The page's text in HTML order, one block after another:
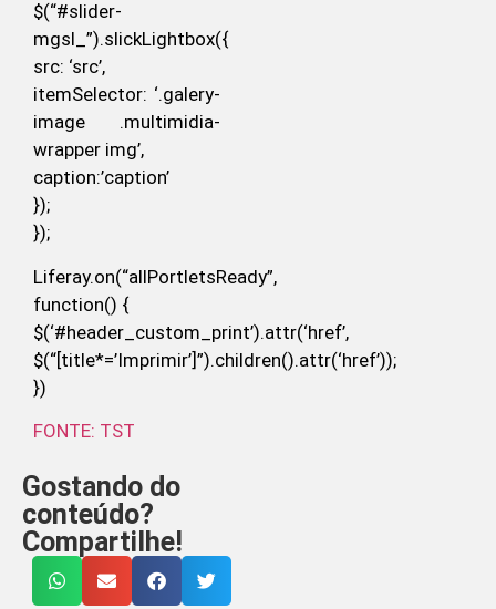
$(“#slider-
mgsl_”).slickLightbox({
src: ‘src’,
itemSelector: ‘.galery-
image .multimidia-
wrapper img’,
caption:’caption’
});
});
Liferay.on(“allPortletsReady”,
function() {
$(‘#header_custom_print’).attr(‘href’,
$(“[title*=’Imprimir’]”).children().attr(‘href’));
})
FONTE: TST
Gostando do
conteúdo?
Compartilhe!